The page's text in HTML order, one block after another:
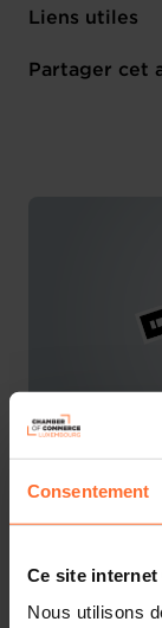
Consentement
Ce site internet
Nous utilisons
Mardi 2 Avr
Online
Liens utiles
M'inscrire
Partager cet
You are
existing one in
point of